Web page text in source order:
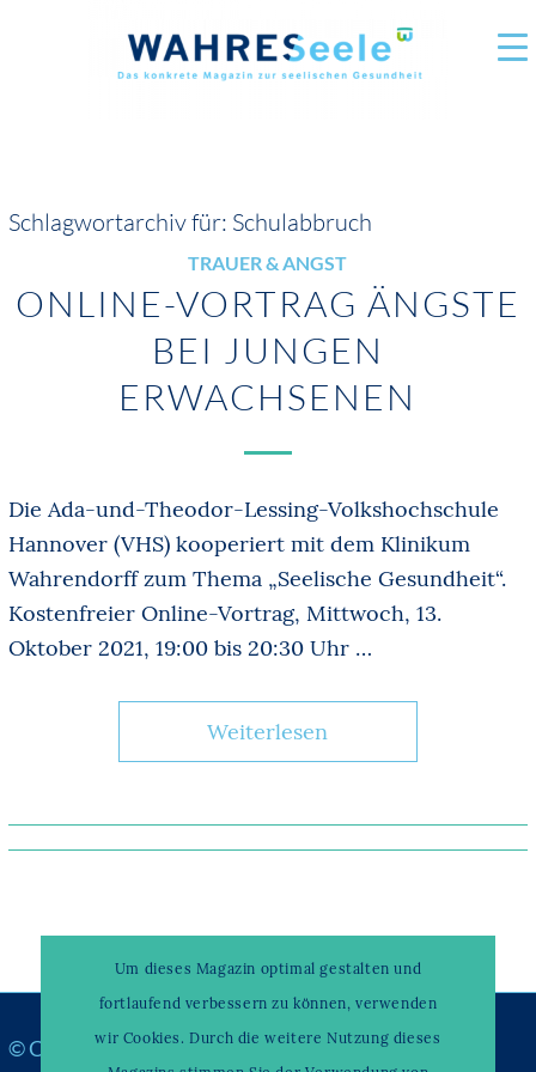
Schlagwortarchiv für: Schulabbruch
TRAUER & ANGST
ONLINE-VORTRAG ÄNGSTE
BEI JUNGEN
ERWACHSENEN
Die Ada-und-Theodor-Lessing-Volkshochschule
Hannover (VHS) kooperiert mit dem Klinikum
Wahrendorff zum Thema „Seelische Gesundheit“.
Kostenfreier Online-Vortrag, Mittwoch, 13.
Oktober 2021, 19:00 bis 20:30 Uhr …
Weiterlesen
© Copyright –WAHRENDORFF KLINIKUM
Um dieses Magazin optimal gestalten und
fortlaufend verbessern zu können, verwenden
wir Cookies. Durch die weitere Nutzung dieses